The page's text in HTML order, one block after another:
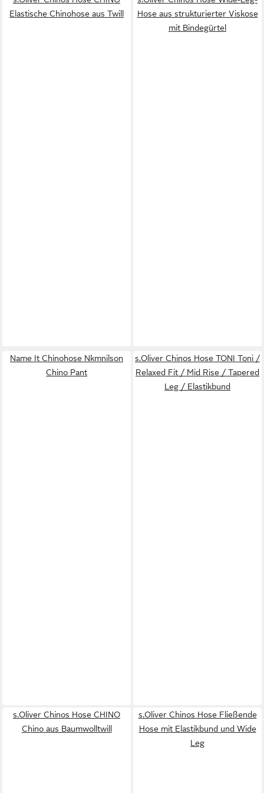
Elastische Chinohose aus Twill
Hose aus strukturierter Viskose
mit Bindegürtel
Name It Chinohose Nkmnilson
Chino Pant
s.Oliver Chinos Hose TONI Toni /
Relaxed Fit / Mid Rise / Tapered
Leg / Elastikbund
s.Oliver Chinos Hose CHINO
Chino aus Baumwolltwill
s.Oliver Chinos Hose Fließende
Hose mit Elastikbund und Wide
Leg